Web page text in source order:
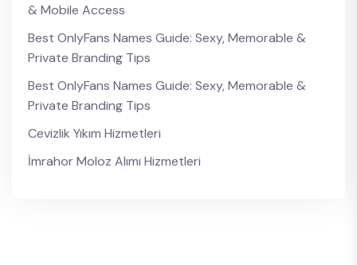
& Mobile Access
Best OnlyFans Names Guide: Sexy, Memorable &
Private Branding Tips
Best OnlyFans Names Guide: Sexy, Memorable &
Private Branding Tips
Cevizlik Yıkım Hizmetleri
İmrahor Moloz Alımı Hizmetleri